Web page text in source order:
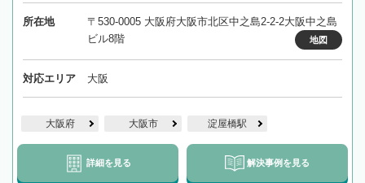
所在地
〒530-0005 大阪府大阪市北区中之島2-2-2大阪中之島
ビル8階
地図
対応エリア 大阪
大阪府 大阪市 淀屋橋駅
詳細を見る 解決事例を見る